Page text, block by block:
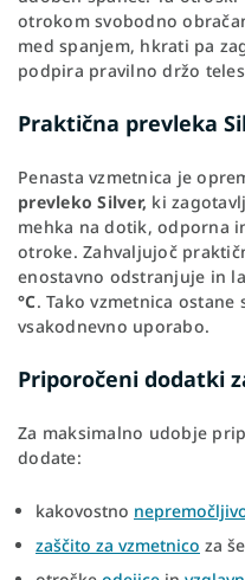
otrokom svobodno
med spanjem, hkrati pa
podpira pravilno držo
Praktična prevleka
Penasta vzmetnica je
prevleko Silver, ki
mehka na dotik, odporna
otroke. Zahvaljujoč
enostavno odstranjuje in
°C. Tako vzmetnica
vsakodnevno uporabo.
Priporočeni dodatki
Za maksimalno udobje
dodate:
kakovostno
zaščito za vzmetnico za